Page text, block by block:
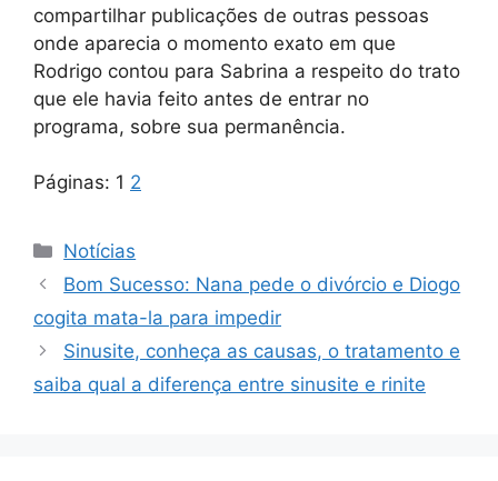
compartilhar publicações de outras pessoas
onde aparecia o momento exato em que
Rodrigo contou para Sabrina a respeito do trato
que ele havia feito antes de entrar no
programa, sobre sua permanência.
Páginas: 1 2
Categorias
Notícias
Bom Sucesso: Nana pede o divórcio e Diogo
cogita mata-la para impedir
Sinusite, conheça as causas, o tratamento e
saiba qual a diferença entre sinusite e rinite